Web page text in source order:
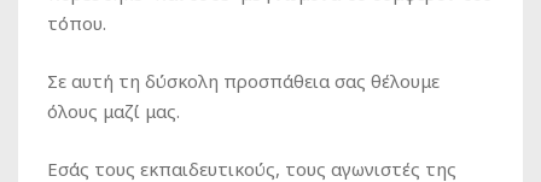
τόπου.
Σε αυτή τη δύσκολη προσπάθεια σας θέλουμε
όλους μαζί μας.
Εσάς τους εκπαιδευτικούς, τους αγωνιστές της